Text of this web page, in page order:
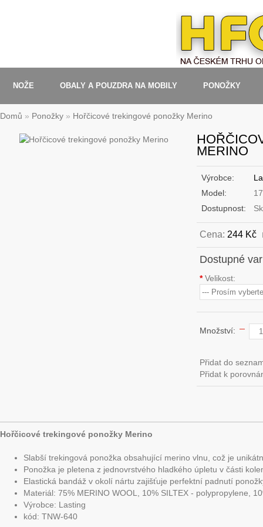
NOŽE OBALY A POUZDRA NA MOBILY PONOŽKY
Domů » Ponožky » Hořčicové trekingové ponožky Merino
MERINO
Výrobce:
Model:
17
Dostupnost:
Cena: 244 Kč
Dostupné
* Velikost:
Množství:
Přidat do
Přidat k
Hořčicové trekingové ponožky Merino
Slabší trekingová ponožka obsahující merino vlnu, což je
Ponožka je pletena z jednovrstvého hladkého úpletu v části
Elastická bandáž v okolí nártu zajišťuje perfektní padnutí
Materiál: 75% MERINO WOOL, 10% SILTEX - polypropylene,
Výrobce: Lasting
kód: TNW-640